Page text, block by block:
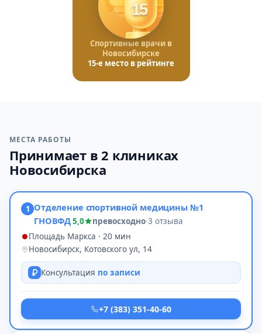
15
Спортивные врачи в
Новосибирске
15-е место в рейтинге
МЕСТА РАБОТЫ
Принимает в 2 клиниках
Новосибирска
1 Отделение спортивной медицины №1
ГНОВФД5,0 превосходно·3 отзыва
Площадь Маркса · 20 мин
Новосибирск, Котовского ул, 14
Консультация по записи
+7 (383) 351-40-60